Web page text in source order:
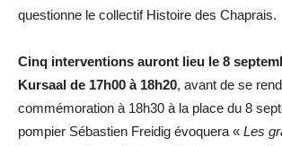
questionne le collectif Histoire des Chaprais.
Cinq interventions auront lieu le 8
Kursaal de 17h00 à 18h20, avant de se
commémoration à 18h30 à la place du 8
pompier Sébastien Freidig évoquera « Les